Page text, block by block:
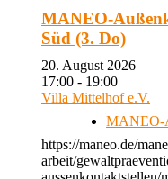
MANEO-
Süd (3. Do)
20. August 2026
17:00 - 19:00
Villa Mittelhof e.V.
MANEO-
https://maneo.de/
arbeit/